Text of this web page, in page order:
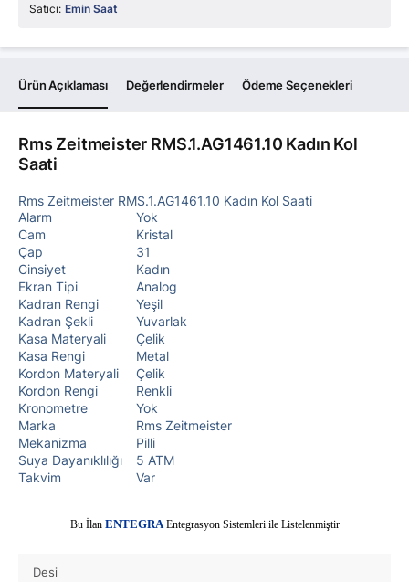
Satıcı: Emin Saat
Ürün Açıklaması Değerlendirmeler Ödeme Seçenekleri
Rms Zeitmeister RMS.1.AG1461.10 Kadın Kol
Saati
Rms Zeitmeister RMS.1.AG1461.10 Kadın Kol Saati
Alarm
Yok
Cam
Kristal
Çap
31
Cinsiyet
Kadın
Ekran Tipi
Analog
Kadran Rengi
Yeşil
Kadran Şekli
Yuvarlak
Kasa Materyali
Çelik
Kasa Rengi
Metal
Kordon Materyali
Çelik
Kordon Rengi
Renkli
Kronometre
Yok
Marka
Rms Zeitmeister
Mekanizma
Pilli
Suya Dayanıklılığı
5 ATM
Takvim
Var
Bu İlan ENTEGRAEntegrasyon Sistemleri ile Listelenmiştir
Desi